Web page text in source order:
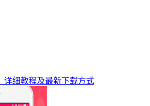
详细教程及最新下载方式